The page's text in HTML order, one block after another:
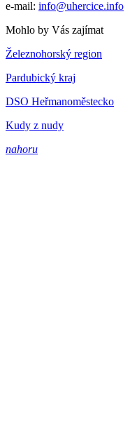
e-mail: info@uhercice.info
Mohlo by Vás zajímat
Železnohorský region
Pardubický kraj
DSO Heřmanoměstecko
Kudy z nudy
nahoru